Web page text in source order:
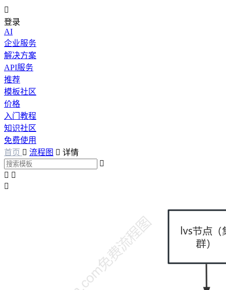

登录
AI
企业服务
解决方案
API服务
推荐
模板社区
价格
入门教程
知识社区
免费使用
首页  流程图  详情

 
